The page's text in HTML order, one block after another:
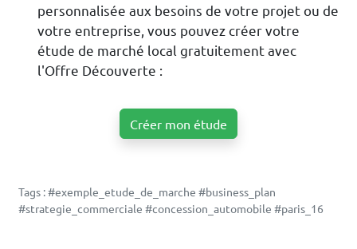
personnalisée aux besoins de votre projet ou de
votre entreprise, vous pouvez créer votre
étude de marché local gratuitement avec
l'Offre Découverte :
Créer mon étude
Tags : #exemple_etude_de_marche #business_plan
#strategie_commerciale #concession_automobile #paris_16